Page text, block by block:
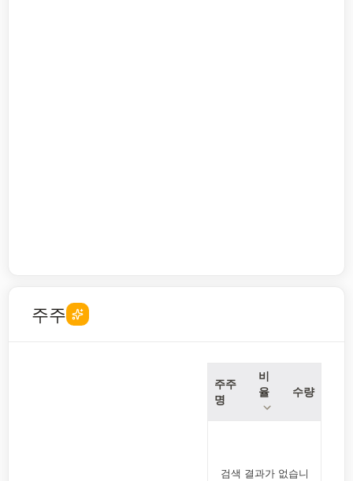
주주
주주
명
비
율
수량
검색 결과가 없습니